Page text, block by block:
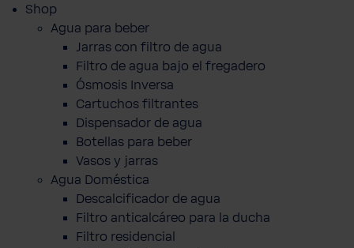
Shop
Agua para beber
Jarras con filtro de agua
Filtro de agua bajo el fregadero
Ósmosis Inversa
Cartuchos filtrantes
Dispensador de agua
Botellas para beber
Vasos y jarras
Agua Doméstica
Descalcificador de agua
Filtro anticalcáreo para la ducha
Filtro residencial